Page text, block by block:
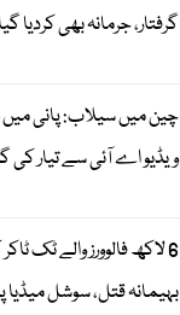
گرفتار، جرمانہ بھی کردیا گیا
چین میں سیلاب: پانی
ویڈیو اے آئی سے تیار
6 لاکھ فالوورز والے ٹک
بہیمانہ قتل، سوشل میڈیا